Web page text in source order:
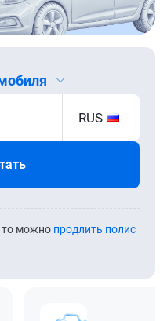
RUS
то можно продлить полис